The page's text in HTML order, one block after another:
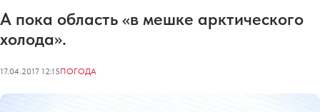
А пока область «в мешке арктического
холода».
17.04.2017 12:15ПОГОДА